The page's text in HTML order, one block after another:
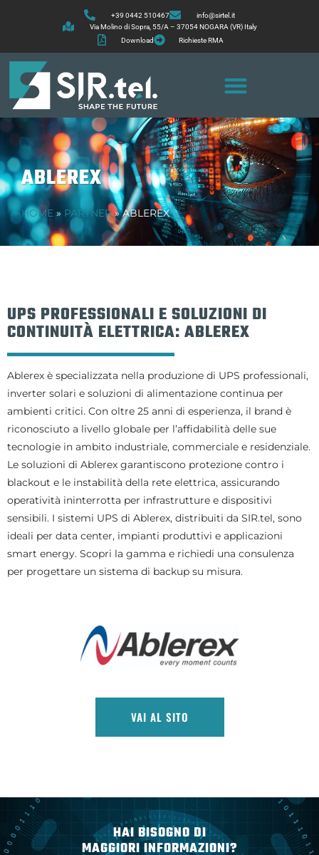
+39 0442 510467
info@sirtel.it
Via Molino di Sopra, 55/A – 37054 NOGARA (VR) Italy
Download
Richieste RMA
ABLEREX
HOME» PARTNER»ABLEREX
UPS PROFESSIONALI E SOLUZIONI DI
CONTINUITÀ ELETTRICA: ABLEREX
Ablerex è specializzata nella produzione di UPS professionali,
inverter solari e soluzioni di alimentazione continua per
ambienti critici. Con oltre 25 anni di esperienza, il brand è
riconosciuto a livello globale per l’affidabilità delle sue
tecnologie in ambito industriale, commerciale e residenziale.
Le soluzioni di Ablerex garantiscono protezione contro i
blackout e le instabilità della rete elettrica, assicurando
operatività ininterrotta per infrastrutture e dispositivi
sensibili. I sistemi UPS di Ablerex, distribuiti da SIR.tel, sono
ideali per data center, impianti produttivi e applicazioni
smart energy. Scopri la gamma e richiedi una consulenza
per progettare un sistema di backup su misura.
VAI AL SITO
HAI BISOGNO DI
MAGGIORI INFORMAZIONI?